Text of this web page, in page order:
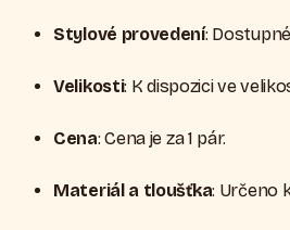
Stylové provedení:
Velikosti: K dispozici ve
Cena: Cena je za 1 pár.
Materiál a tloušťka: Určeno